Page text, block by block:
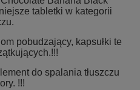
tabletki w kategorii
pobudzający, kapsułki te
do spalania tłuszczu
!!!